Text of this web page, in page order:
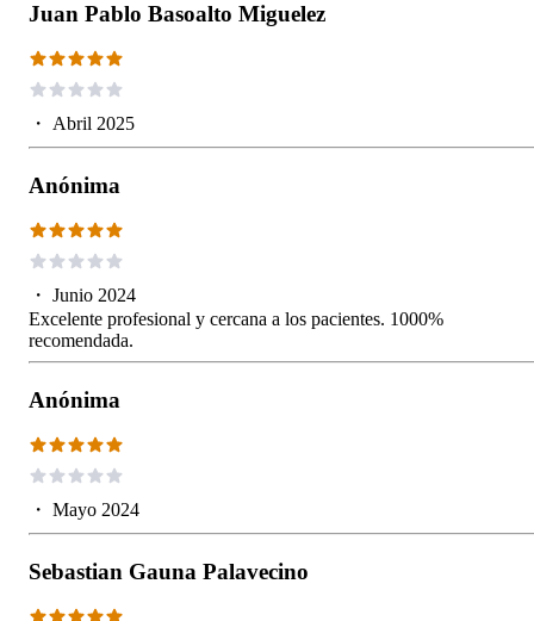
Juan Pablo Basoalto Miguelez
・ Abril 2025
Anónima
・ Junio 2024
Excelente profesional y cercana a los pacientes. 1000%
recomendada.
Anónima
・ Mayo 2024
Sebastian Gauna Palavecino